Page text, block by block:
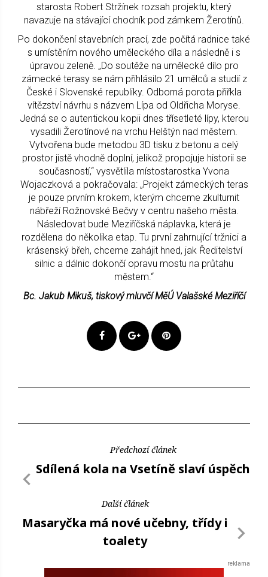
starosta Robert Stržínek rozsah projektu, který
navazuje na stávající chodník pod zámkem Žerotínů.
Po dokončení stavebních prací, zde počítá radnice také
s umístěním nového uměleckého díla a následně i s
úpravou zeleně. „Do soutěže na umělecké dílo pro
zámecké terasy se nám přihlásilo 21 umělců a studií z
České i Slovenské republiky. Odborná porota přiřkla
vítězství návrhu s názvem Lípa od Oldřicha Moryse.
Jedná se o autentickou kopii dnes třísetleté lípy, kterou
vysadili Žerotínové na vrchu Helštýn nad městem.
Vytvořena bude metodou 3D tisku z betonu a celý
prostor jistě vhodně doplní, jelikož propojuje historii se
současností,“ vysvětlila místostarostka Yvona
Wojaczková a pokračovala: „Projekt zámeckých teras
je pouze prvním krokem, kterým chceme zkulturnit
nábřeží Rožnovské Bečvy v centru našeho města.
Následovat bude Meziříčská náplavka, která je
rozdělena do několika etap. Tu první zahrnující tržnici a
krásenský břeh, chceme zahájit hned, jak Ředitelství
silnic a dálnic dokončí opravu mostu na průtahu
městem.“
Bc. Jakub Mikuš, tiskový mluvčí MěÚ Valašské Meziříčí
Předchozí článek
Sdílená kola na Vsetíně slaví úspěch
Další článek
Masaryčka má nové učebny, třídy i
toalety